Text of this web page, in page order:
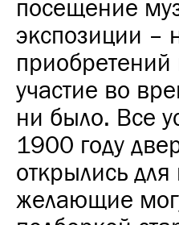
посещение
экспозиции –
участие во
ни было. Все
1900 году
открылись
желающие